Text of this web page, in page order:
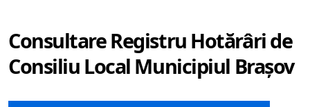
Consultare Registru Hotărâri de
Consiliu Local Municipiul Brașov